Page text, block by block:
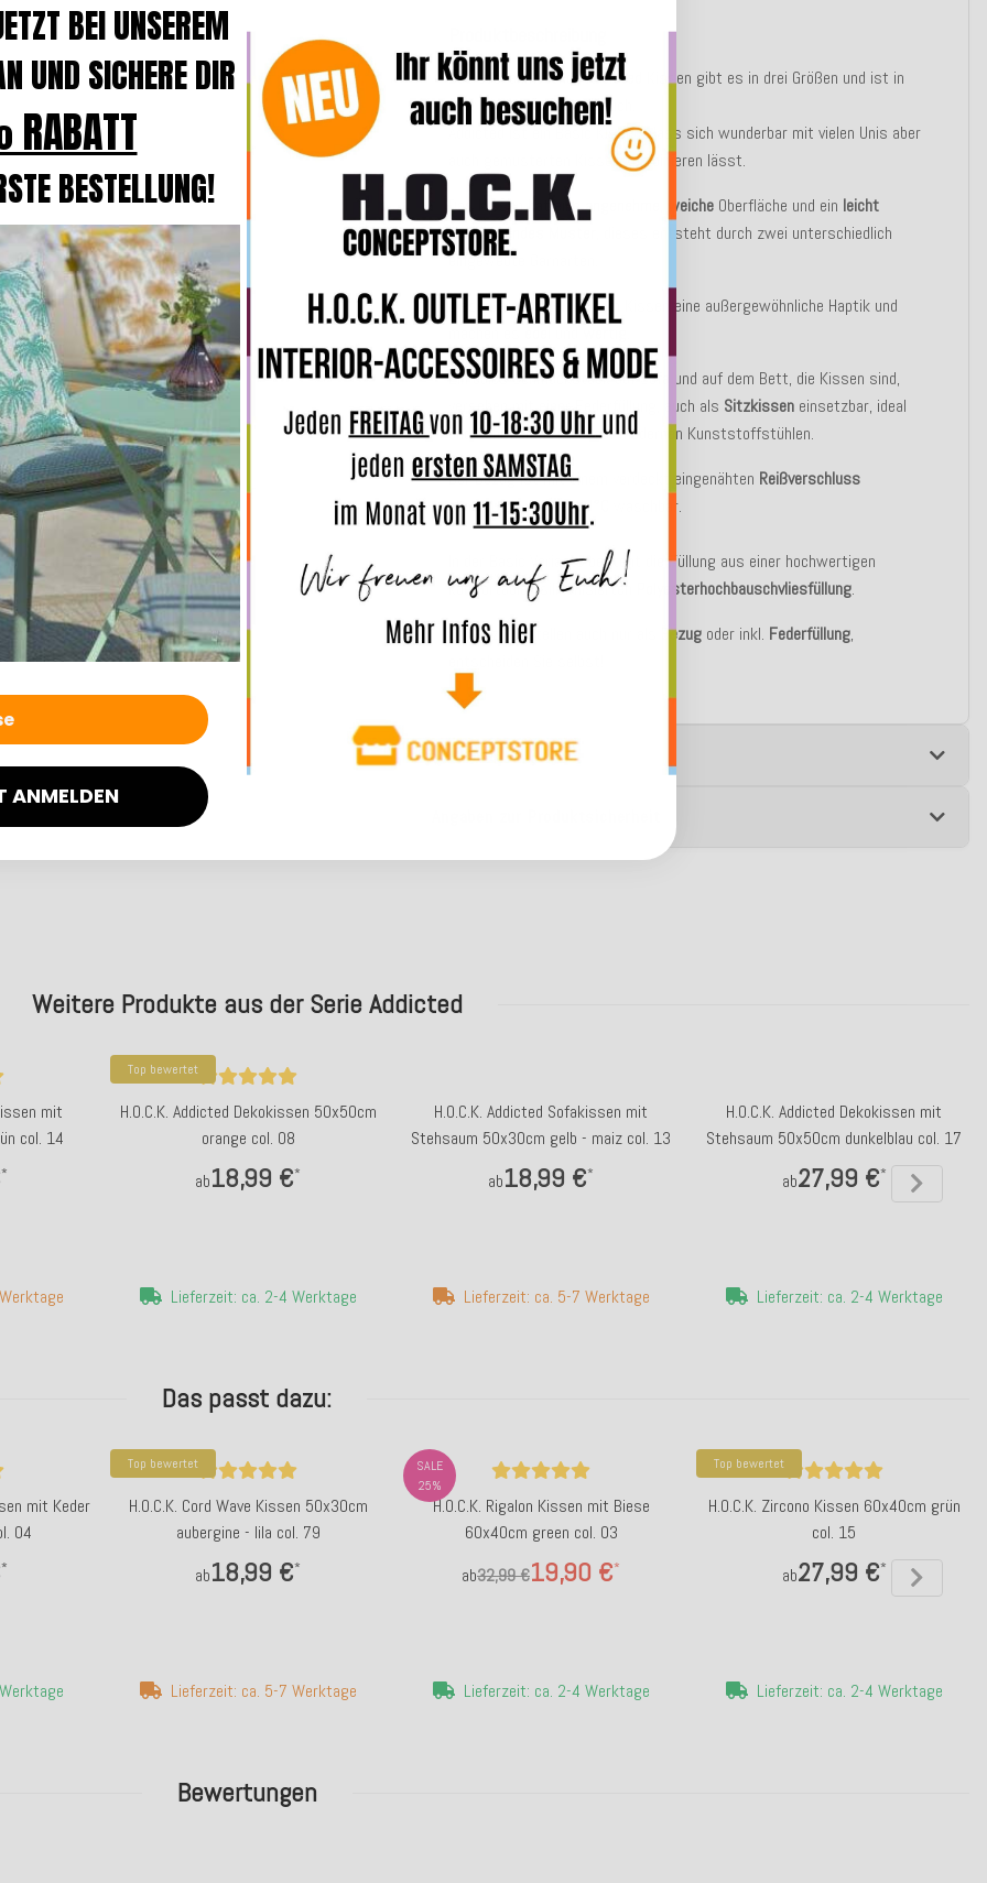
Das edel anmutendeAddicted
Kissen gibt es in drei Größen und ist in
über zwölf Farben erhältlich.
Addicted ist ein Basic Kissen, dass sich wunderbar mit vielen Unis aber
auch gemusterten Kissen kombinieren lässt.
Das Kissen hat eineangenehme weiche Oberfläche und ein leicht
changierendes Muster
, dieses entsteht durch zwei unterschiedlich
eingewebte Garnarten.
Diese Garne verleihen dem Kissen eine außergewöhnliche Haptik und
Ein edles Schmuckstück auf Sofa und auf dem Bett, die Kissen sind,
versehen mit einer Federfüllung, auch als Sitzkissen einsetzbar, ideal
und sehrkomfortabelauf modernen Kunststoffstühlen.
Der Bezug ist mit einem verdeckt eingenähten Reißverschluss
abnehmbar und bei30°C waschbar.
In der Basic Variante besteht die Füllung aus einer hochwertigen
komfortablen silikonisierten
Polyesterhochbauschvliesfüllung.
Online zu bestellen auch nur als
Bezug oder inkl. Federfüllung,
Merkmale
Bewertungen
Weitere Produkte aus der Serie Addicted
mit
col. 14
*
Top bewertet
H.O.C.K. Addicted Dekokissen 50x50cm
orange col. 08
ab18,99 €*
Lieferzeit: ca. 2-4 Werktage
H.O.C.K. Addicted Sofakissen mit
Stehsaum 50x30cm gelb - maiz col. 13
ab18,99 €*
Lieferzeit: ca. 5-7 Werktage
H.O.C.K. Addicted Dekokissen mit
Stehsaum 50x50cm dunkelblau col. 17
ab27,99 €*
Lieferzeit: ca. 2-4 Werktage
Das passt dazu:
mit Keder
04
*
Top bewertet
H.O.C.K. Cord Wave Kissen 50x30cm
aubergine - lila col. 79
ab18,99 €*
Lieferzeit: ca. 5-7 Werktage
SALE
25%
H.O.C.K. Rigalon Kissen mit Biese
60x40cm green col. 03
ab
19,90 €*
32,99 €
Lieferzeit: ca. 2-4 Werktage
Top bewertet
H.O.C.K. Zircono Kissen 60x40cm grün
col. 15
ab27,99 €*
Lieferzeit: ca. 2-4 Werktage
BEI UNSEREM
UND SICHERE DIR
BESTELLUNG!
ANMELDEN